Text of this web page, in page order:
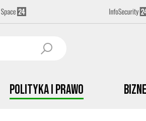
Polityka i prawo